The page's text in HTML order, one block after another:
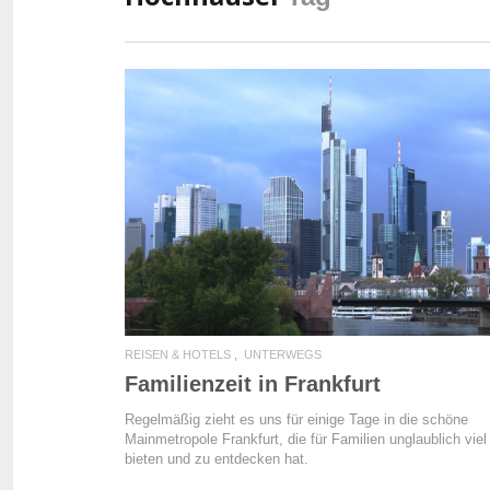
READ MORE
REISEN & HOTELS UNTERWEGS
Familienzeit in Frankfurt
Regelmäßig zieht es uns für einige Tage in die schöne
Mainmetropole Frankfurt, die für Familien unglaublich
bieten und zu entdecken hat.